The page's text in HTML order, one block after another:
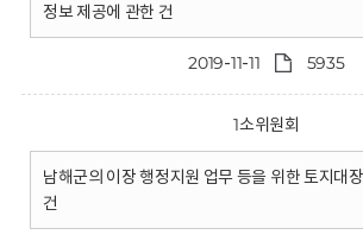
정보 제공에 관한 건
2019-11-11 5935
1소위원회
남해군의 이장 행정지원 업무 등을 위한 토지대
건